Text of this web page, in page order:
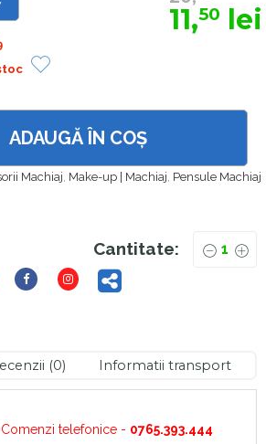
Machiaj, Make-up | Machiaj, Pensule Machiaj
11,50 lei
ADAUGĂ ÎN COȘ
Cantitate:
(0) Informatii transport
telefonice - 0765.393.444